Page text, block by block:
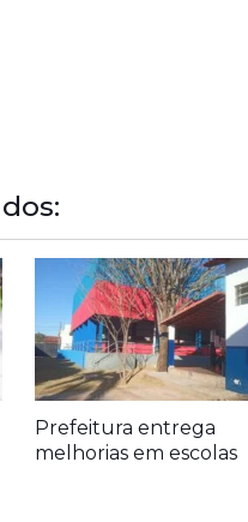
Prefeitura entrega
melhorias em escolas